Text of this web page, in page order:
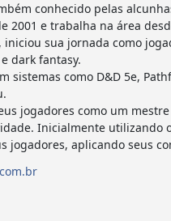
conhecido pelas
2001 e trabalha na área
iniciou sua jornada como
dark fantasy.
sistemas como D&D 5e,
jogadores como um
Inicialmente utilizando
jogadores, aplicando seus